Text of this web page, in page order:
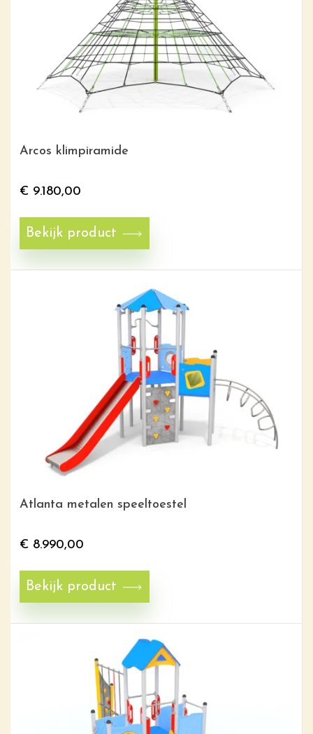
Arcos klimpiramide
€ 9.180,00
Bekijk product
Atlanta metalen speeltoestel
€ 8.990,00
Bekijk product